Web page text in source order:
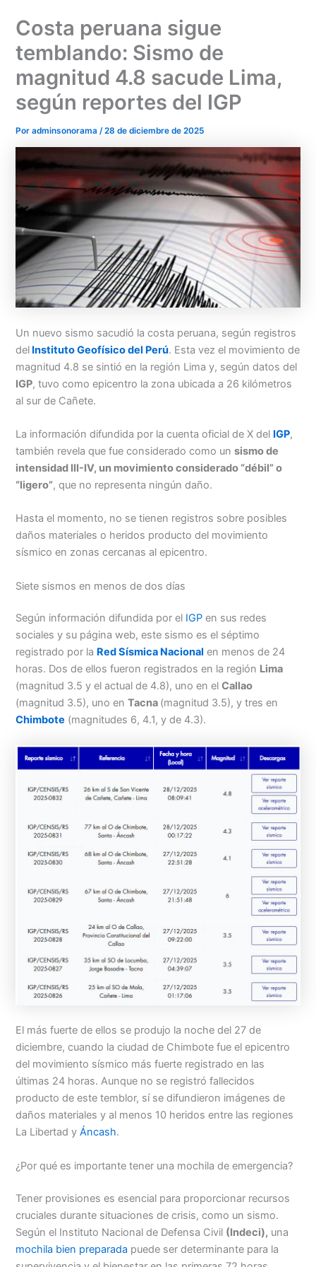
Costa peruana sigue
temblando: Sismo de
magnitud 4.8 sacude Lima,
según reportes del IGP
Poradminsonorama/28 de diciembre de 2025
Un nuevo sismo sacudió la costa peruana, según registros
del Instituto Geofísico del Perú. Esta vez el movimiento de
magnitud 4.8 se sintió en la región Lima y, según datos del
IGP, tuvo como epicentro la zona ubicada a 26 kilómetros
al sur de Cañete.
La información difundida por la cuenta oficial de X del IGP,
también revela que fue considerado como unsismo de
intensidad III-IV, un movimiento considerado “débil” o
“ligero”, que no representa ningún daño.
Hasta el momento, no se tienen registros sobre posibles
daños materiales o heridos producto del movimiento
sísmico en zonas cercanas al epicentro.
Siete sismos en menos de dos días
Según información difundida por el IGPen sus redes
sociales y su página web, este sismo es el séptimo
registrado por la Red Sísmica Nacional en menos de 24
horas. Dos de ellos fueron registrados en la región Lima
(magnitud 3.5 y el actual de 4.8), uno en elCallao
(magnitud 3.5), uno enTacna (magnitud 3.5), y tres en
Chimbote (magnitudes 6, 4.1, y de 4.3).
El más fuerte de ellos se produjo la noche del 27 de
diciembre, cuando la ciudad de Chimbote fue el epicentro
del movimiento sísmico más fuerte registrado en las
últimas 24 horas. Aunque no se registró fallecidos
producto de este temblor, sí se difundieron imágenes de
daños materiales y al menos 10 heridos entre las regiones
La Libertad yÁncash.
¿Por qué es importante tener una mochila de emergencia?
Tener provisiones es esencial para proporcionar recursos
cruciales durante situaciones de crisis, como un sismo.
Según el Instituto Nacional de Defensa Civil (Indeci), una
mochila bien preparada puede ser determinante para la